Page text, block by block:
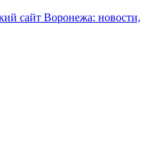
сайт Воронежа: новости,